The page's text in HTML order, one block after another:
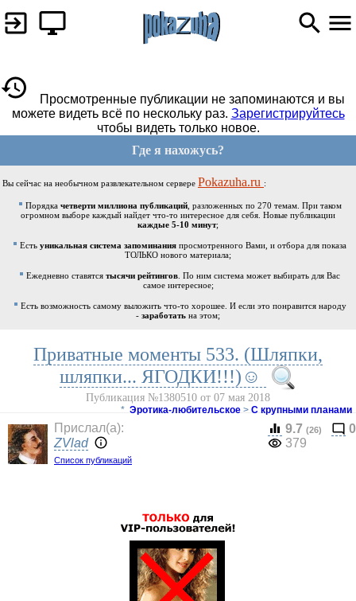
Просмотренные публикации не запоминаются и вы
можете видеть всё по нескольку раз. Зарегистрируйтесь
чтобы видеть только новое.
Где я нахожусь?
Вы сейчас на необычном развлекательном сервере Pokazuha.ru :
Порядка четверти миллиона публикаций, разложенных по 270 темам. При таком
огромном выборе каждый найдет что-то интересное для себя. Новые публикации
каждые 5-10 минут;
Есть уникальная система запоминания просмотренного Вами, и отбора для показа
ТОЛЬКО нового материала;
Ежедневно ставятся тысячи рейтингов . По ним система может выбирать для Вас
самое интересное;
Есть возможность самому выложить что-то хорошее. И если это понравится народу
- заработать на этом;
Приватные моменты 533. (Шляпки,
шляпки... ЯГОДКИ!!!)☺
Публикация №1380510 от 07 мая 2018
* Эротика-любительское > С крупными планами
Прислал(a):
ZVlad
Список публикаций
9.7 (26)
0
379